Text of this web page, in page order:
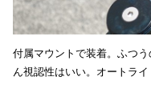
付属マウントで装着。ふつ
ん視認性はいい。オートライ